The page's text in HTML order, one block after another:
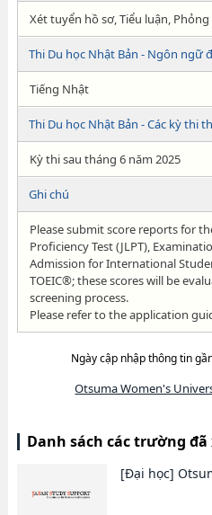
Xét tuyển hồ sơ, Tiểu luận, Phỏng
Thi Du học Nhật Bản - Ngôn ngữ
Tiếng Nhật
Thi Du học Nhật Bản - Các kỳ thi
Kỳ thi sau tháng 6 năm 2025
Ghi chú
Please submit score reports for
Proficiency Test (JLPT),
Admission for International
TOEIC®; these scores will be
screening process.
Please refer to the application
Ngày cập nhập thông tin
Otsuma Women's
Danh sách các trường đã
[Đại học]